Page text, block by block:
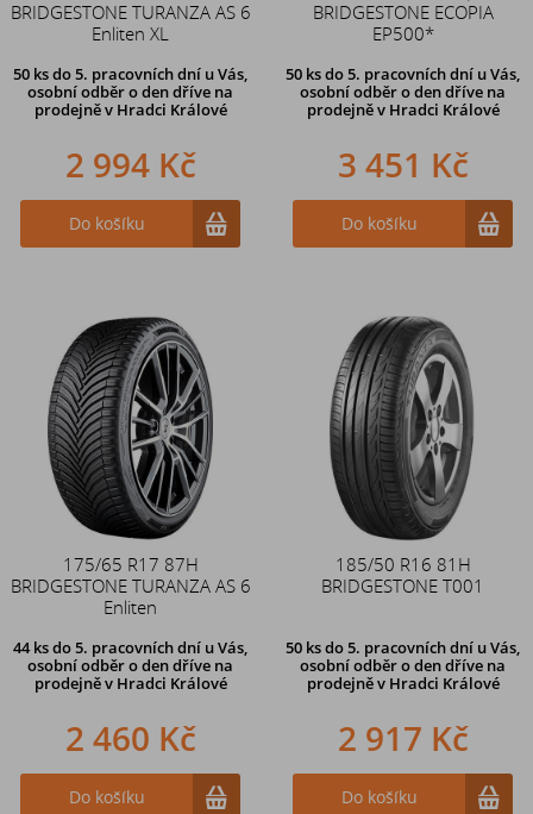
BRIDGESTONE TURANZA AS 6
Enliten XL
50 ksdo 5. pracovních dní u Vás,
osobní odběr o den dříve na
prodejněv Hradci Králové
2 994 Kč
Do košíku
BRIDGESTONE ECOPIA
EP500*
50 ksdo 5. pracovních dní u Vás,
osobní odběr o den dříve na
prodejněv Hradci Králové
3 451 Kč
Do košíku
175/65 R17 87H
BRIDGESTONE TURANZA AS 6
Enliten
44 ksdo 5. pracovních dní u Vás,
osobní odběr o den dříve na
prodejněv Hradci Králové
2 460 Kč
Do košíku
185/50 R16 81H
BRIDGESTONE T001
50 ksdo 5. pracovních dní u Vás,
osobní odběr o den dříve na
prodejněv Hradci Králové
2 917 Kč
Do košíku